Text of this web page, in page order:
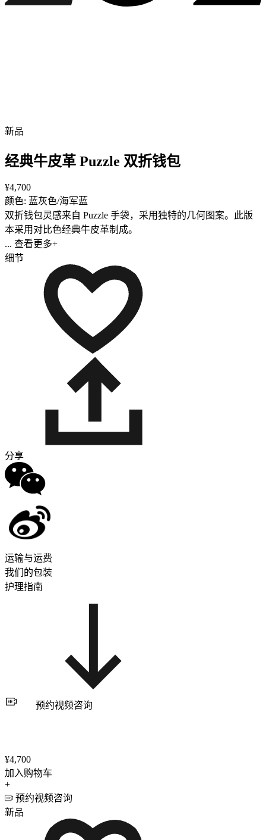
新品
经典牛皮革 Puzzle 双折钱包
¥4,700
颜色: 蓝灰色/海军蓝
双折钱包灵感来自 Puzzle 手袋，采用独特的几何图案。此版
本采用对比色经典牛皮革制成。
... 查看更多+
细节
分享
运输与运费
我们的包装
护理指南
预约视频咨询
¥4,700
加入购物车
+
预约视频咨询
新品